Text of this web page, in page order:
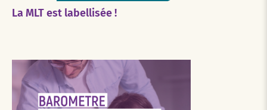
La MLT est labellisée !